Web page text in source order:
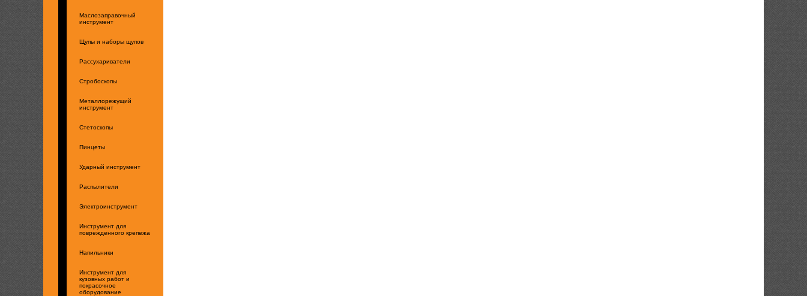
Маслозаправочный
инструмент
Щупы и наборы щупов
Рассухариватели
Стробоскопы
Металлорежущий
инструмент
Стетоскопы
Пинцеты
Ударный инструмент
Распылители
Электроинструмент
Инструмент для
поврежденного крепежа
Напильники
Инструмент для
кузовных работ и
покрасочное
оборудование